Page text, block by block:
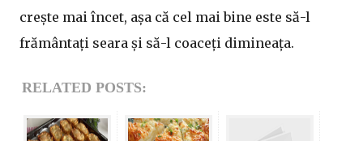
crește mai încet, așa că cel mai bine este să-l
frământați seara și să-l coaceți dimineața.
RELATED POSTS: